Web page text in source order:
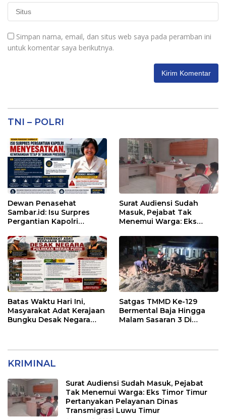
Simpan nama, email, dan situs web saya pada peramban ini
untuk komentar saya berikutnya.
TNI – POLRI
Dewan Penasehat
Sambar.id: Isu Surpres
Pergantian Kapolri
Kewenangan Mutlak di
Tangan Presiden
Surat Audiensi Sudah
Masuk, Pejabat Tak
Menemui Warga: Eks
Pelayanan Dinas
Transmigrasi Luwu Timur
Batas Waktu Hari Ini,
Masyarakat Adat Kerajaan
Bungku Desak Negara
Satgas TMMD Ke-129
Bermental Baja Hingga
Malam Sasaran 3 Di
KRIMINAL
Surat Audiensi Sudah Masuk, Pejabat
Tak Menemui Warga: Eks Timor Timur
Pertanyakan Pelayanan Dinas
Transmigrasi Luwu Timur